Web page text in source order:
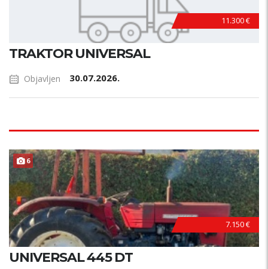
11.300 €
TRAKTOR UNIVERSAL
Objavljen 30.07.2026.
6
7.150 €
UNIVERSAL 445 DT